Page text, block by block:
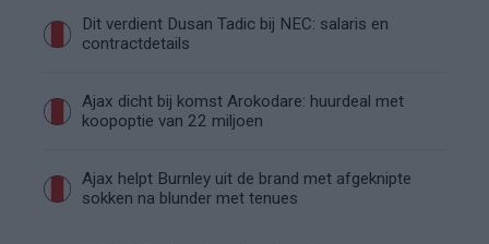
Dit verdient Dusan Tadic bij NEC: salaris en
contractdetails
Ajax dicht bij komst Arokodare: huurdeal met
koopoptie van 22 miljoen
Ajax helpt Burnley uit de brand met afgeknipte
sokken na blunder met tenues